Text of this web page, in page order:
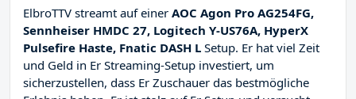
ElbroTTV streamt auf einer AOC Agon Pro AG254FG,
Sennheiser HMDC 27, Logitech Y-US76A, HyperX
Pulsefire Haste, Fnatic DASH L Setup. Er hat viel Zeit
und Geld in Er Streaming-Setup investiert, um
sicherzustellen, dass Er Zuschauer das bestmögliche